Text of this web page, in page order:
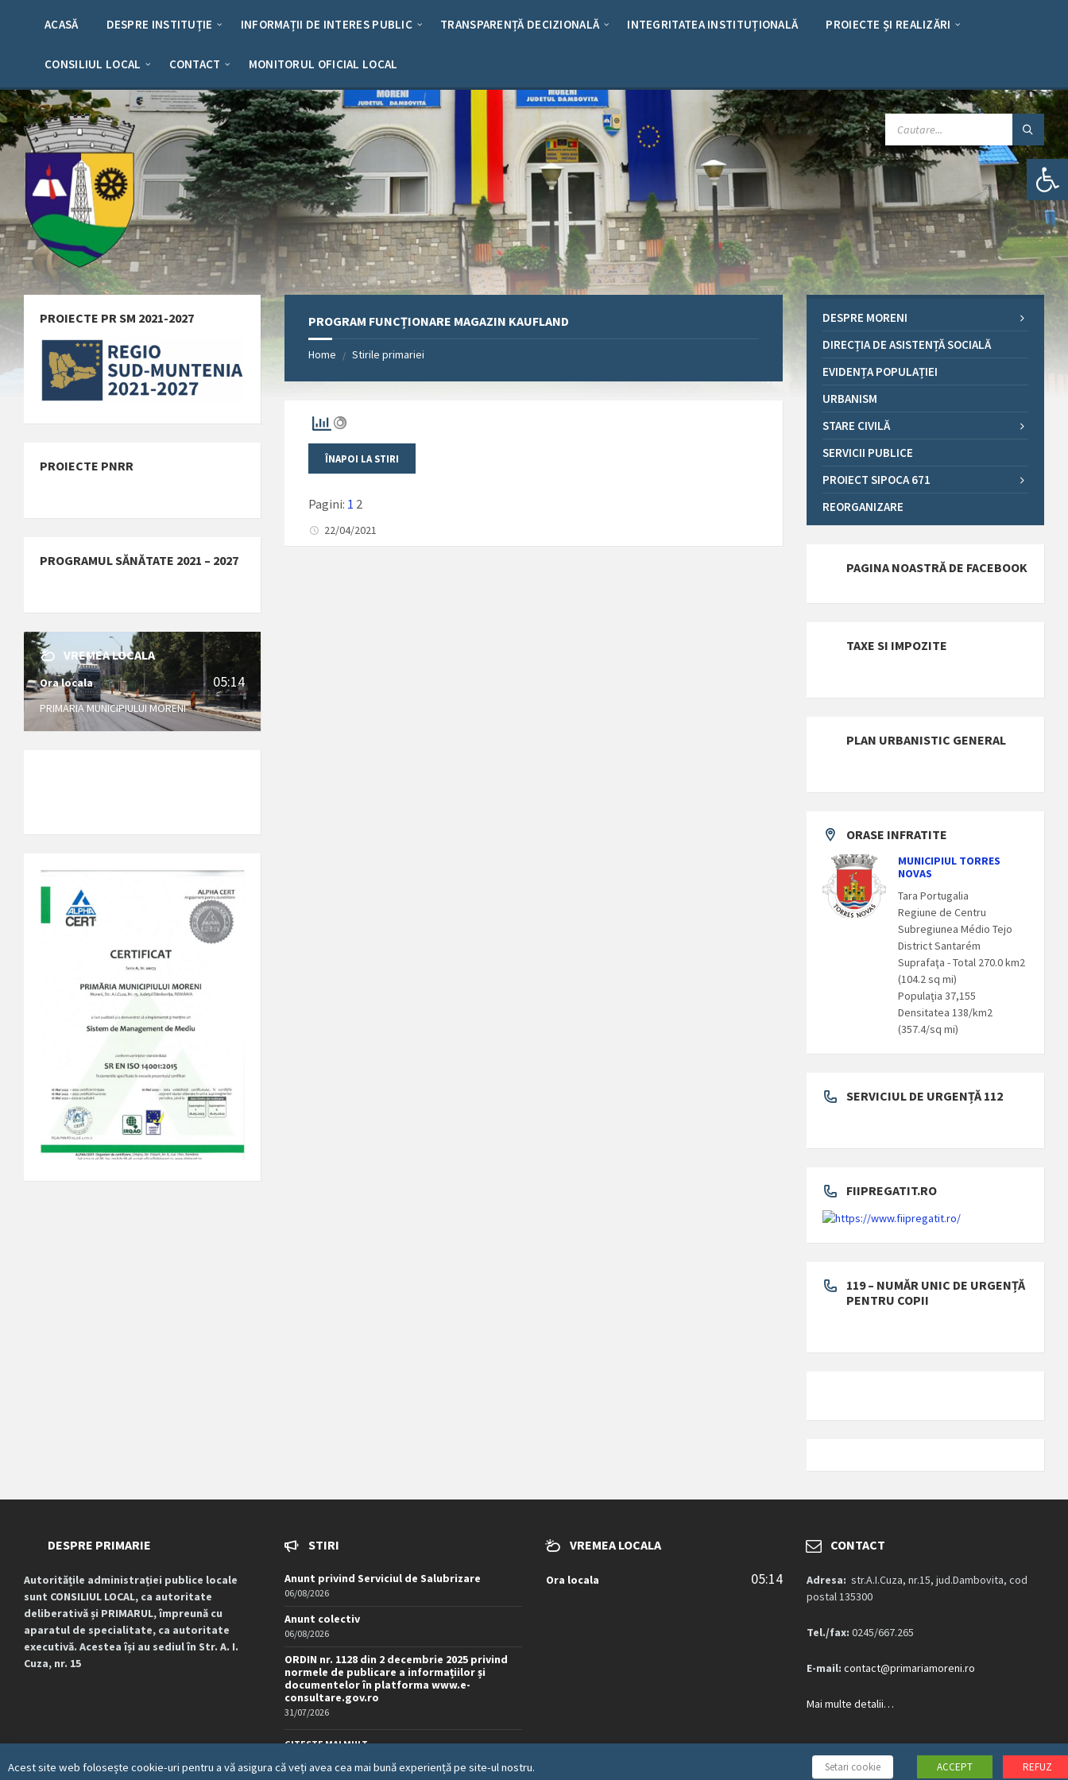
Deschide bara de unelte
ACASĂ DESPRE INSTITUȚIE INFORMAȚII DE INTERES PUBLIC TRANSPARENȚĂ DECIZIONALĂ INTEGRITATEA INSTITUȚIONALĂ PROIECTE ȘI REALIZĂRI
CONSILIUL LOCAL CONTACT MONITORUL OFICIAL LOCAL
CAUTARE:
PROGRAM FUNCȚIONARE MAGAZIN KAUFLAND
Home / Stirile primariei
Pagini: 1 2
22/04/2021
PROIECTE PR SM 2021-2027
PROIECTE PNRR
PROGRAMUL SĂNĂTATE 2021 – 2027
VREMEA LOCALA
Ora locala 05:14
PRIMARIA MUNICIPIULUI MORENI
DESPRE MORENI
DIRECȚIA DE ASISTENȚĂ SOCIALĂ
EVIDENȚA POPULAȚIEI
URBANISM
STARE CIVILĂ
SERVICII PUBLICE
PROIECT SIPOCA 671
REORGANIZARE
PAGINA NOASTRĂ DE FACEBOOK
TAXE SI IMPOZITE
PLAN URBANISTIC GENERAL
ORASE INFRATITE
MUNICIPIUL TORRES
NOVAS
Tara Portugalia
Regiune de Centru
Subregiunea Médio Tejo
District Santarém
Suprafaţa - Total 270.0 km2
(104.2 sq mi)
Populaţia 37,155
Densitatea 138/km2
(357.4/sq mi)
SERVICIUL DE URGENȚĂ 112
FIIPREGATIT.RO
119 – NUMĂR UNIC DE URGENȚĂ
PENTRU COPII
DESPRE PRIMARIE
Autoritățile administrației publice locale
sunt CONSILIUL LOCAL, ca autoritate
deliberativă și PRIMARUL, împreună cu
aparatul de specialitate, ca autoritate
executivă. Acestea își au sediul în Str. A. I.
Cuza, nr. 15
STIRI
Anunt privind Serviciul de Salubrizare
06/08/2026
Anunt colectiv
06/08/2026
ORDIN nr. 1128 din 2 decembrie 2025 privind
normele de publicare a informațiilor și
documentelor în platforma www.e-
consultare.gov.ro
31/07/2026
CITESTE MAI MULT...
VREMEA LOCALA
Ora locala 05:14
CONTACT
Adresa: str.A.I.Cuza, nr.15, jud.Dambovita, cod
postal 135300
Tel./fax: 0245/667.265
E-mail: contact@primariamoreni.ro
Mai multe detalii…
Acest site web folosește cookie-uri pentru a vă asigura că veți avea cea mai bună experiență pe site-ul nostru. Setari cookie ACCEPT REFUZ